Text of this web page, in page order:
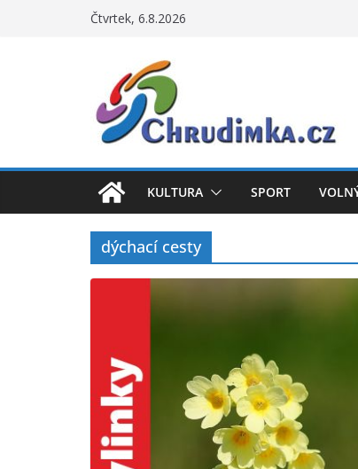
Čtvrtek, 6.8.2026
KULTURA SPORT
dýchací cesty